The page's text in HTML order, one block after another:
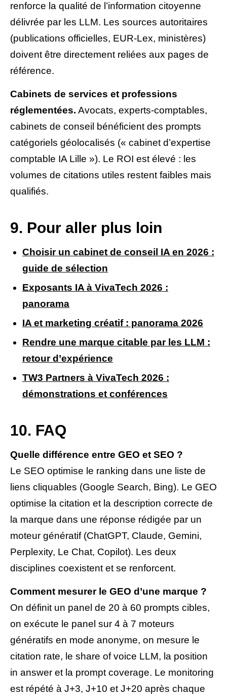
renforce la qualité de l’information citoyenne
délivrée par les LLM. Les sources autoritaires
(publications officielles, EUR-Lex, ministères)
doivent être directement reliées aux pages de
référence.
Cabinets de services et professions
réglementées. Avocats, experts-comptables,
cabinets de conseil bénéficient des prompts
catégoriels géolocalisés (« cabinet d’expertise
comptable IA Lille »). Le ROI est élevé : les
volumes de citations utiles restent faibles mais
qualifiés.
9. Pour aller plus loin
Choisir un cabinet de conseil IA en 2026 :
guide de sélection
Exposants IA à VivaTech 2026 :
panorama
IA et marketing créatif : panorama 2026
Rendre une marque citable par les LLM :
retour d’expérience
TW3 Partners à VivaTech 2026 :
démonstrations et conférences
10. FAQ
Quelle différence entre GEO et SEO ?
Le SEO optimise le ranking dans une liste de
liens cliquables (Google Search, Bing). Le GEO
optimise la citation et la description correcte de
la marque dans une réponse rédigée par un
moteur génératif (ChatGPT, Claude, Gemini,
Perplexity, Le Chat, Copilot). Les deux
disciplines coexistent et se renforcent.
Comment mesurer le GEO d’une marque ?
On définit un panel de 20 à 60 prompts cibles,
on exécute le panel sur 4 à 7 moteurs
génératifs en mode anonyme, on mesure le
citation rate, le share of voice LLM, la position
in answer et la prompt coverage. Le monitoring
est répété à J+3, J+10 et J+20 après chaque